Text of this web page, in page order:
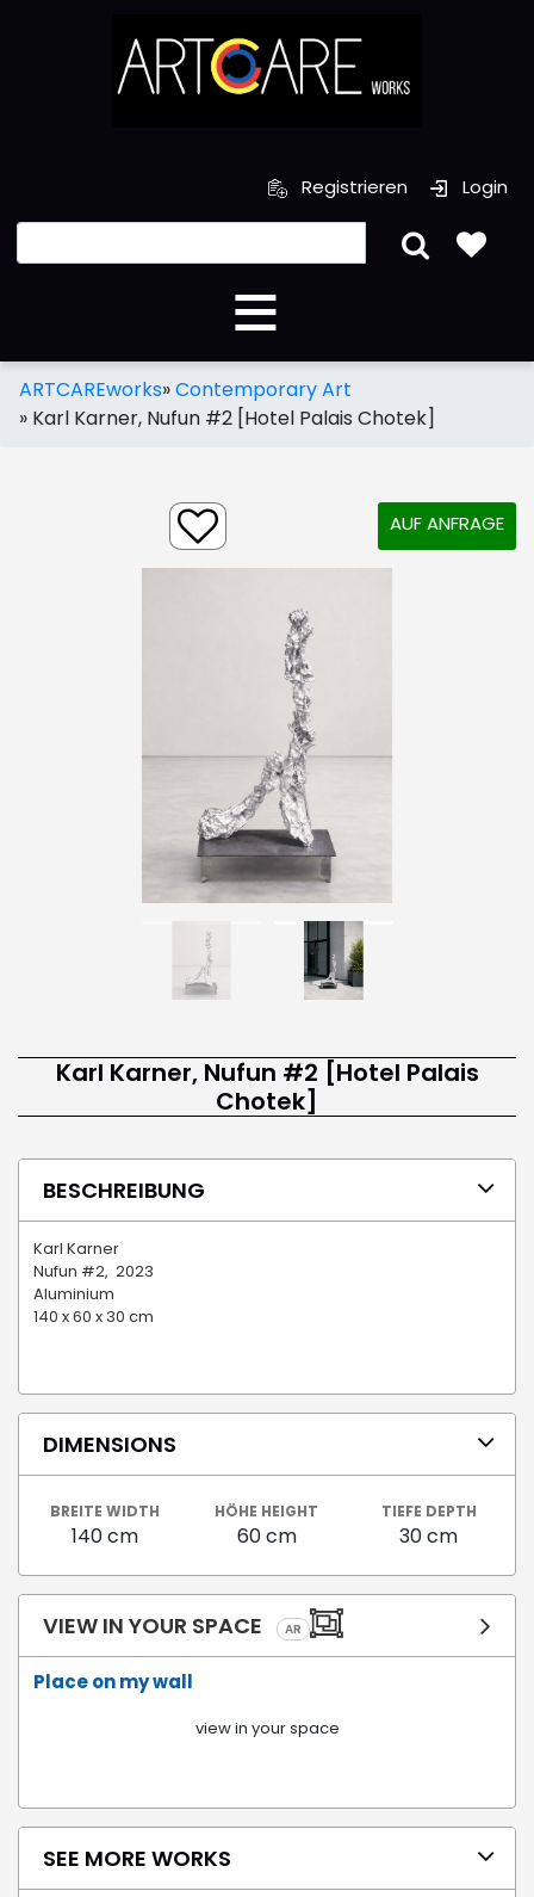
Registrieren Login
ARTCAREworks»Contemporary Art
» Karl Karner, Nufun #2 [Hotel Palais Chotek]
AUF ANFRAGE
Karl Karner, Nufun #2 [Hotel Palais
Chotek]
BESCHREIBUNG
Karl Karner
Nufun #2, 2023
Aluminium
140 x 60 x 30 cm
DIMENSIONS
BREITE WIDTH
140 cm
HÖHE HEIGHT
60 cm
TIEFE DEPTH
30 cm
VIEW IN YOUR SPACE AR
Place on my wall
view in your space
SEE MORE WORKS